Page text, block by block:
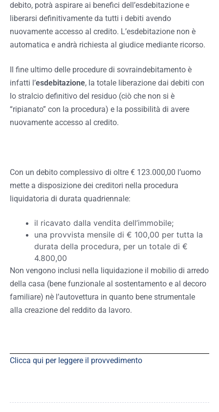
debito, potrà aspirare ai benefici dell’esdebitazione e
liberarsi definitivamente da tutti i debiti avendo
nuovamente accesso al credito. L’esdebitazione non è
automatica e andrà richiesta al giudice mediante ricorso.
Il fine ultimo delle procedure di sovraindebitamento è
infatti l’esdebitazione, la totale liberazione dai debiti con
lo stralcio definitivo del residuo (ciò che non si è
“ripianato” con la procedura) e la possibilità di avere
nuovamente accesso al credito.
Con un debito complessivo di oltre € 123.000,00 l’uomo
mette a disposizione dei creditori nella procedura
liquidatoria di durata quadriennale:
il ricavato dalla vendita dell’immobile;
una provvista mensile di € 100,00 per tutta la
durata della procedura, per un totale di €
4.800,00
Non vengono inclusi nella liquidazione il mobilio di arredo
della casa (bene funzionale al sostentamento e al decoro
familiare) nè l’autovettura in quanto bene strumentale
alla creazione del reddito da lavoro.
Clicca qui per leggere il provvedimento